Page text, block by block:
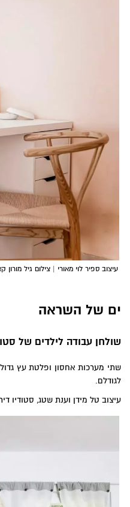
עיצוב ספיר לוי מאורי | צילום גיל מורון
ים של השראה
שולחן עבודה לילדים של
שתי מערכות אחסון ופלטת עץ
לגודלם.
עיצוב טל מידן וענת שטג, סטודיו